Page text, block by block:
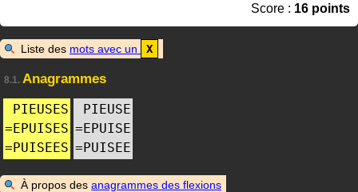
Score : 16 points
Liste des mots avec un X
8.1. Anagrammes
PIEUSES
=EPUISES
=PUISEES
PIEUSE
=EPUISE
=PUISEE
À propos des anagrammes des flexions